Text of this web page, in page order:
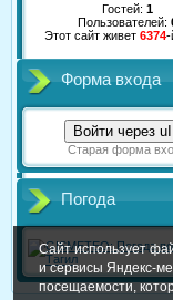
Гостей: 1
Пользователей:
Этот сайт живет 6374-
Форма входа
Войти через
Старая форма
Погода
Сайт использует
и сервисы Яндекс-
посещаемости,